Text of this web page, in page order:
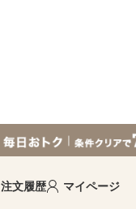
注文履歴 マイページ